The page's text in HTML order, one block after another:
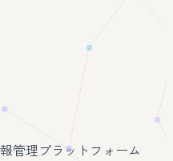
管理プラットフォーム